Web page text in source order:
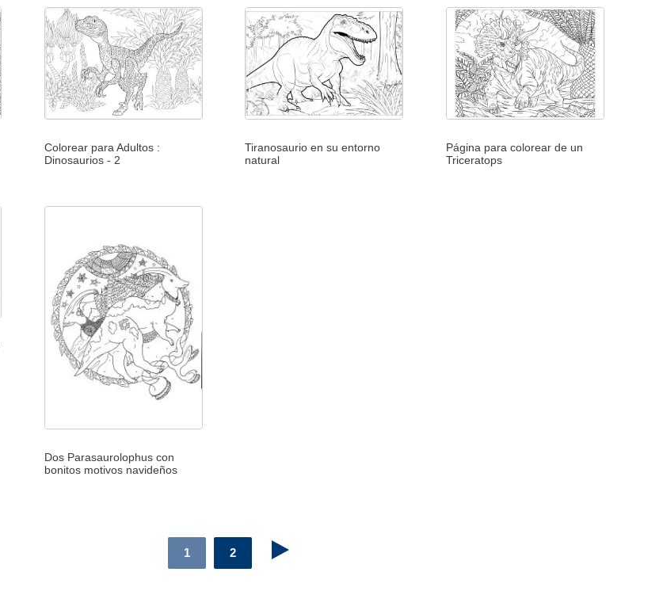
Colorear para Adultos :
Dinosaurios - 2
Tiranosaurio en su entorno
natural
Página para colorear de un
Triceratops
Dos Parasaurolophus con
bonitos motivos navideños
1 2